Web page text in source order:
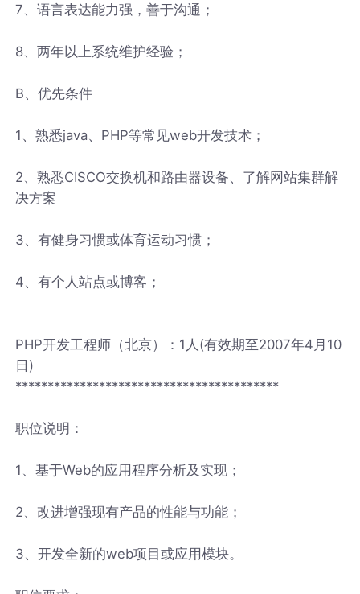
7、语言表达能力强，善于沟通；
8、两年以上系统维护经验；
B、优先条件
1、熟悉java、PHP等常见web开发技术；
2、熟悉CISCO交换机和路由器设备、了解网站集群解
决方案
3、有健身习惯或体育运动习惯；
4、有个人站点或博客；
PHP开发工程师（北京）：1人(有效期至2007年4月10
日)
*****************************************
职位说明：
1、基于Web的应用程序分析及实现；
2、改进增强现有产品的性能与功能；
3、开发全新的web项目或应用模块。